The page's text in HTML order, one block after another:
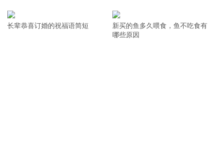
长辈恭喜订婚的祝福语简短
新买的鱼多久喂食，鱼不吃食有
哪些原因